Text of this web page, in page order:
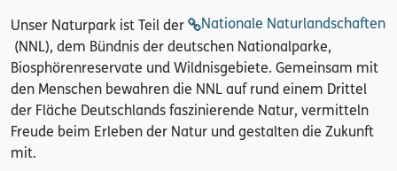
Unser Naturpark ist Teil der
Nationale Naturlandschaften
(NNL), dem Bündnis der deutschen Nationalparke,
Biosphörenreservate und Wildnisgebiete. Gemeinsam mit
den Menschen bewahren die NNL auf rund einem Drittel
der Fläche Deutschlands faszinierende Natur, vermitteln
Freude beim Erleben der Natur und gestalten die Zukunft
mit.